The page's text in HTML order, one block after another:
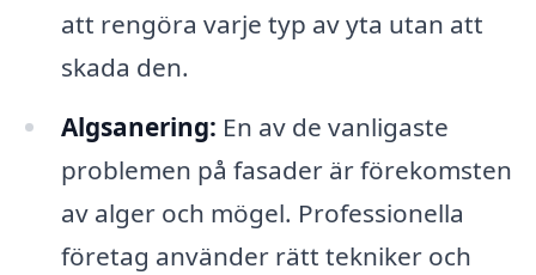
att rengöra varje typ av yta utan att
skada den.
Algsanering: En av de vanligaste
problemen på fasader är förekomsten
av alger och mögel. Professionella
företag använder rätt tekniker och